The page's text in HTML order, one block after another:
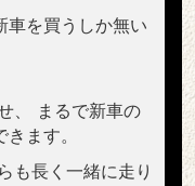
車を買うしか無い
、 まるで新車の
ます。
も長く一緒に走り